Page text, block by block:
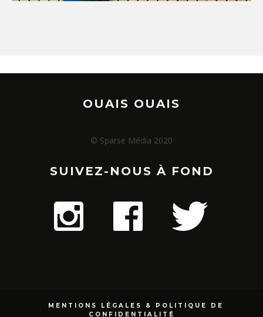
OUAIS OUAIS
© Sparse Média 2020
SUIVEZ-NOUS À FOND
MENTIONS LÉGALES & POLITIQUE DE
CONFIDENTIALITÉ